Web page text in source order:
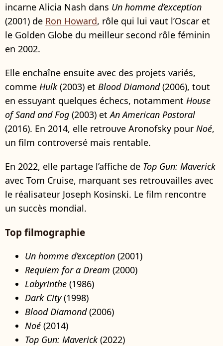
incarne Alicia Nash dans Un homme d’exception
(2001) de Ron Howard, rôle qui lui vaut l’Oscar et
le Golden Globe du meilleur second rôle féminin
en 2002.
Elle enchaîne ensuite avec des projets variés,
comme Hulk(2003) et Blood Diamond(2006), tout
en essuyant quelques échecs, notamment House
of Sand and Fog (2003) etAn American Pastoral
(2016). En 2014, elle retrouve Aronofsky pour Noé,
un film controversé mais rentable.
En 2022, elle partage l’affiche de Top Gun: Maverick
avec Tom Cruise, marquant ses retrouvailles avec
le réalisateur Joseph Kosinski. Le film rencontre
un succès mondial.
Top filmographie
Un homme d’exception (2001)
Requiem for a Dream (2000)
Labyrinthe (1986)
Dark City(1998)
Blood Diamond(2006)
Noé (2014)
Top Gun: Maverick(2022)